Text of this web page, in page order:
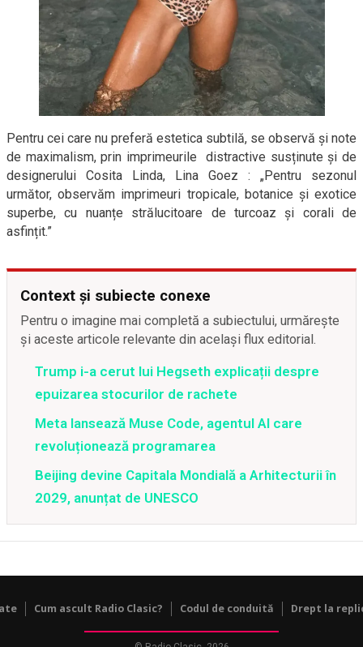
Pentru cei care nu preferă estetica subtilă, se observă și note
de maximalism, prin imprimeurile distractive susținute și de
designerului Cosita Linda, Lina Goez : „Pentru sezonul
următor, observăm imprimeuri tropicale, botanice și exotice
superbe, cu nuanțe strălucitoare de turcoaz și corali de
asfințit.”
Context și subiecte conexe
Pentru o imagine mai completă a subiectului, urmărește
și aceste articole relevante din același flux editorial.
Trump i-a cerut lui Hegseth explicații despre
epuizarea stocurilor de rachete
Meta lansează Muse Code, agentul AI care
revoluționează programarea
Beijing devine Capitala Mondială a Arhitecturii în
2029, anunțat de UNESCO
Cum ascult Radio Clasic? Codul de conduită Drept la